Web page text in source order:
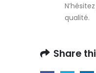
qualité.
Share